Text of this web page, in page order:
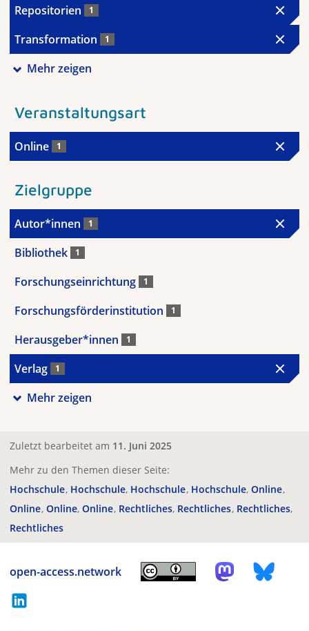
Repositorien 1
Transformation 1
Mehr zeigen
Veranstaltungsart
Online 1
Zielgruppe
Autor*innen 1
Bibliothek 1
Forschungseinrichtung 1
Forschungsförderinstitution 1
Herausgeber*innen 1
Verlag 1
Mehr zeigen
Zuletzt bearbeitet am 11. Juni 2025
Mehr zu den Themen dieser Seite:
Hochschule Hochschule Hochschule Hochschule Online
Online Online Online Rechtliches Rechtliches Rechtliches
Rechtliches
open-access.network